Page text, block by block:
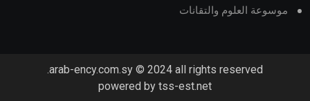
موسوعة العلوم والتقانات
arab-ency.com.sy © 2024 all rights reserved.
powered by tss-est.net